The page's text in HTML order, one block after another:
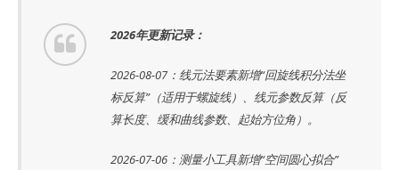
2026年更新记录：
2026-08-07：线元法要素新增“回旋线积分法坐
标反算”（适用于螺旋线）、线元参数反算（反
算长度、缓和曲线参数、起始方位角）。
2026-07-06：测量小工具新增“空间圆心拟合”